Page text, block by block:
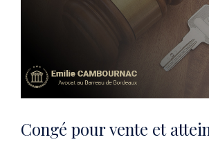
Congé pour vente et